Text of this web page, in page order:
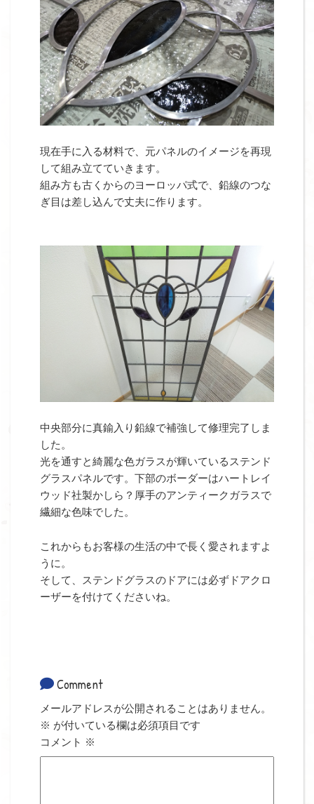
現在手に入る材料で、元パネルのイメージを再現
して組み立てていきます。
組み方も古くからのヨーロッパ式で、鉛線のつな
ぎ目は差し込んで丈夫に作ります。
中央部分に真鍮入り鉛線で補強して修理完了しま
した。
光を通すと綺麗な色ガラスが輝いているステンド
グラスパネルです。下部のボーダーはハートレイ
ウッド社製かしら？厚手のアンティークガラスで
繊細な色味でした。
これからもお客様の生活の中で長く愛されますよ
うに。
そして、ステンドグラスのドアには必ずドアクロ
ーザーを付けてくださいね。
Comment
メールアドレスが公開されることはありません。
※ が付いている欄は必須項目です
コメント ※